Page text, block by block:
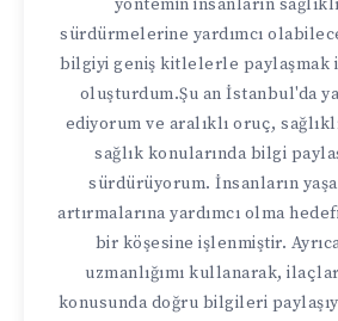
yöntemin insanların
sürdürmelerine yardımcı
bilgiyi geniş kitlelerle paylaşmak
oluşturdum.Şu an İstanbul'da
ediyorum ve aralıklı oruç,
sağlık konularında bilgi
sürdürüyorum. İnsanların
artırmalarına yardımcı olma
bir köşesine işlenmiştir.
uzmanlığımı kullanarak,
konusunda doğru bilgileri